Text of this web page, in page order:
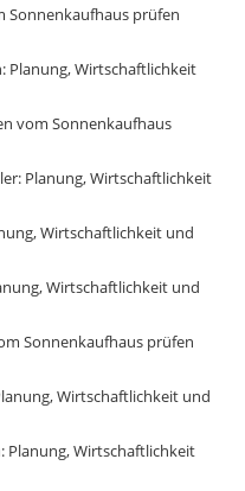
Sonnenkaufhaus prüfen
Planung, Wirtschaftlichkeit
vom Sonnenkaufhaus
Planung, Wirtschaftlichkeit
Wirtschaftlichkeit und
Wirtschaftlichkeit und
Sonnenkaufhaus prüfen
Wirtschaftlichkeit und
Planung, Wirtschaftlichkeit